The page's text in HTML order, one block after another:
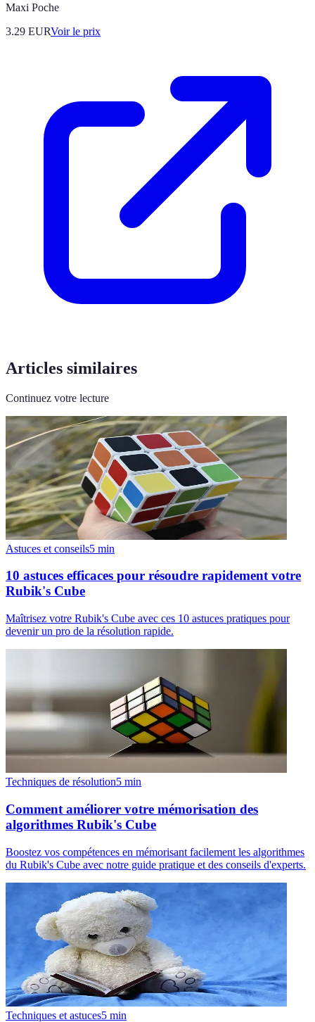
Maxi Poche
3.29 EURVoir le prix
Articles similaires
Continuez votre lecture
Astuces et conseils5 min
10 astuces efficaces pour résoudre rapidement votre
Rubik's Cube
Maîtrisez votre Rubik's Cube avec ces 10 astuces pratiques pour
devenir un pro de la résolution rapide.
Techniques de résolution5 min
Comment améliorer votre mémorisation des
algorithmes Rubik's Cube
Boostez vos compétences en mémorisant facilement les algorithmes
du Rubik's Cube avec notre guide pratique et des conseils d'experts.
Techniques et astuces5 min